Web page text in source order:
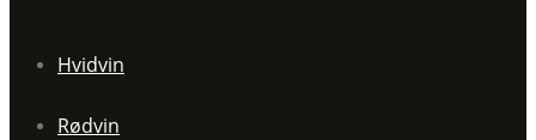
Hvidvin
Rødvin